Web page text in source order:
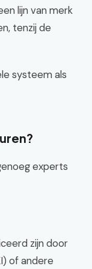
lijn van merk
tenzij de
systeem als
experts
zijn door
of andere